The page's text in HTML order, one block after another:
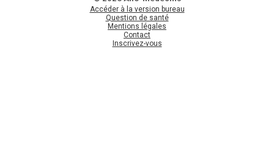
Accéder à la version bureau
Question de santé
Mentions légales
Contact
Inscrivez-vous